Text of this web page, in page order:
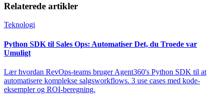
Relaterede artikler
Teknologi
Python SDK til Sales Ops: Automatiser Det, du Troede var
Umuligt
Lær hvordan RevOps-teams bruger Agent360's Python SDK til at
automatisere komplekse salgsworkflows. 3 use cases med kode-
eksempler og ROI-beregning.